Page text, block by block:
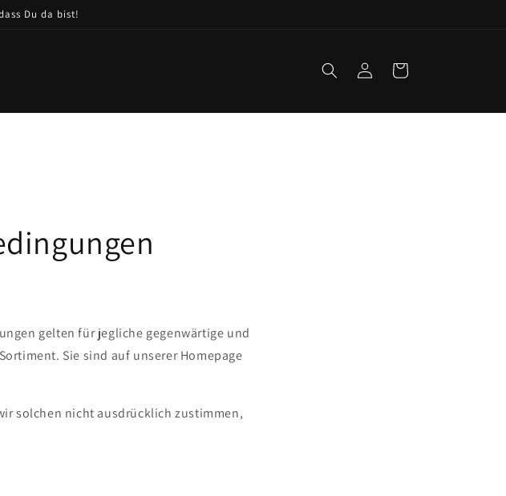
Du da bist!
EinloggenWarenkorb
gelten für jegliche gegenwärtige und
Sie sind auf unserer Homepage
solchen nicht ausdrücklich zustimmen,